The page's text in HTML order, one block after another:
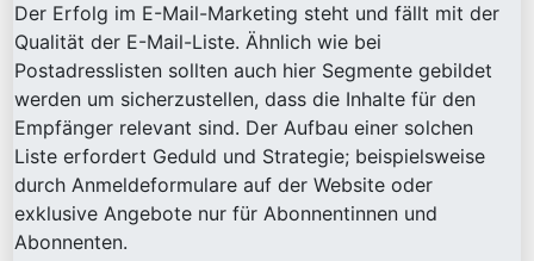
Der Erfolg im E-Mail-Marketing steht und fällt mit der
Qualität der E-Mail-Liste. Ähnlich wie bei
Postadresslisten sollten auch hier Segmente gebildet
werden um sicherzustellen, dass die Inhalte für den
Empfänger relevant sind. Der Aufbau einer solchen
Liste erfordert Geduld und Strategie; beispielsweise
durch Anmeldeformulare auf der Website oder
exklusive Angebote nur für Abonnentinnen und
Abonnenten.